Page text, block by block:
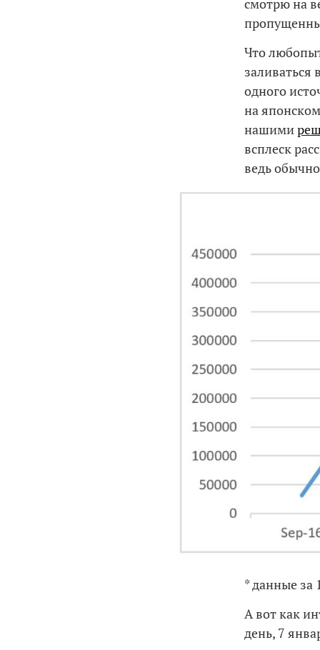
смотрю на
Что
заливаться
одного
на
нашими
всплеск
ведь
* данные за
А вот как
день, 7